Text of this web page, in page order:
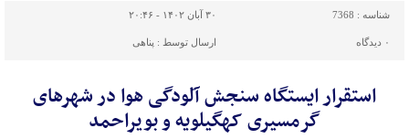
شناسه : 7368 ۳۰ آبان ۱۴۰۲ - ۲۰:۴۶
۰ دیدگاه ارسال توسط : پناهی
استقرار ایستگاه سنجش آلودگی‌ هوا در شهرهای
گرمسیری کهگیلویه و بویراحمد